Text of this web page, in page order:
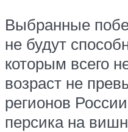
Выбранные
не будут
которым всего
возраст не
регионов
персика на